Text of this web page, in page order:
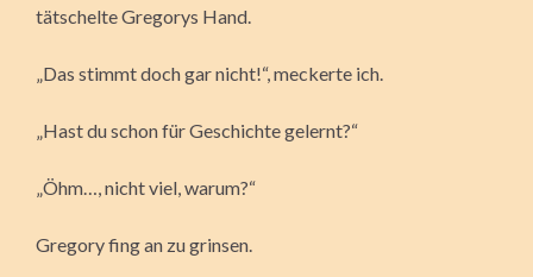
tätschelte Gregorys Hand.
„Das stimmt doch gar nicht!“, meckerte ich.
„Hast du schon für Geschichte gelernt?“
„Öhm…, nicht viel, warum?“
Gregory fing an zu grinsen.